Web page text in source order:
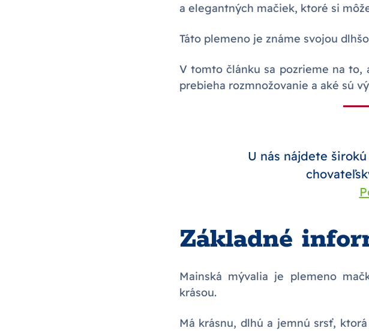
a elegantných mačiek, ktoré si
Táto plemeno je známe svojou
V tomto článku sa pozrieme na to,
prebieha rozmnožovanie a aké sú
U nás nájdete
Základné
Mainská mývalia je plemeno
krásou.
Má krásnu, dlhú a jemnú srsť,